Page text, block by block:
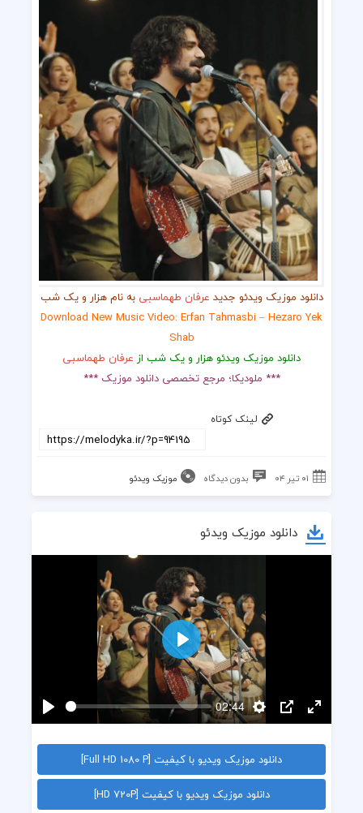
دانلود موزیک ویدئو جدید عرفان طهماسبی به نام هزار و یک شب
Download New Music Video: Erfan Tahmasbi – Hezaro Yek
Shab
دانلود موزیک ویدئو هزار و یک شب از عرفان طهماسبی
*** ملودیکا؛ مرجع تخصصی دانلود موزیک ***
لینک کوتاه
۰۱ تیر ۰۴ بدون دیدگاه موزیک ویدئو
دانلود موزیک ویدئو
پخش
02:44
تنظیماتPIP
Enter
fullscreen
پخش
دانلود موزیک ویدیو با کیفیت [Full HD 1080 P]
دانلود موزیک ویدیو با کیفیت [HD 720P]